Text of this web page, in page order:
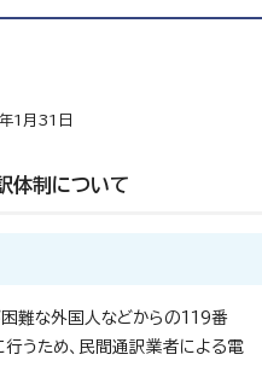
1月31日
体制について
困難な外国人などからの119番
うため、民間通訳業者による電